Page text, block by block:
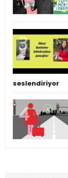
seslendiriyor